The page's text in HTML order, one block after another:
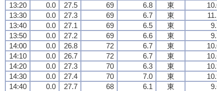
13:20
0.0 27.5 69 6.8 東
13:30
0.0 27.3 69 6.7 東
13:40
0.0 27.1 69 6.5 東
13:50
0.0 27.2 69 6.6 東
14:00
0.0 26.8 72 6.7 東
14:10
0.0 26.7 72 6.7 東
14:20
0.0 27.3 70 6.3 東
14:30
0.0 27.4 70 7.0 東
14:40
0.0 27.7 68 6.1 東